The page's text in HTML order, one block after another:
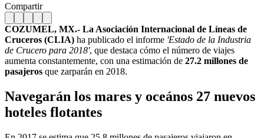
Compartir
COZUMEL, MX.- La Asociación Internacional de Líneas de
Cruceros (CLIA) ha publicado el informe 'Estado de la Industria
de Crucero para 2018', que destaca cómo el número de viajes
aumenta constantemente, con una estimación de 27.2 millones de
pasajeros que zarparán en 2018.
Navegarán los mares y oceános 27 nuevos
hoteles flotantes